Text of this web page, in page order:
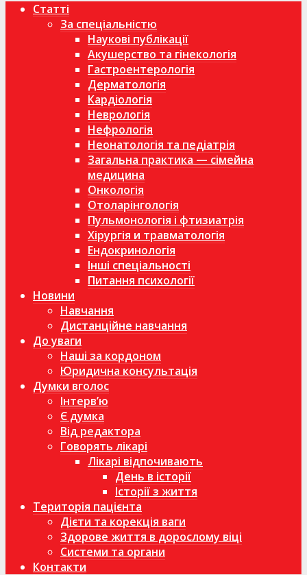
Статті
За спеціальністю
Наукові публікації
Акушерство та гінекологія
Гастроентерологія
Дерматологія
Кардіологія
Неврологія
Нефрологія
Неонатологія та педіатрія
Загальна практика — сімейна
медицина
Онкологія
Отоларінгологія
Пульмонологія і фтизиатрія
Хірургія и травматологія
Ендокринологія
Інші спеціальності
Питання психології
Новини
Навчання
Дистанційне навчання
До уваги
Наші за кордоном
Юридична консультація
Думки вголос
Інтерв’ю
Є думка
Від редактора
Говорять лікарі
Лікарі відпочивають
День в історії
Історії з життя
Територія пацієнта
Дієти та корекція ваги
Здорове життя в дорослому віці
Системи та органи
Контакти